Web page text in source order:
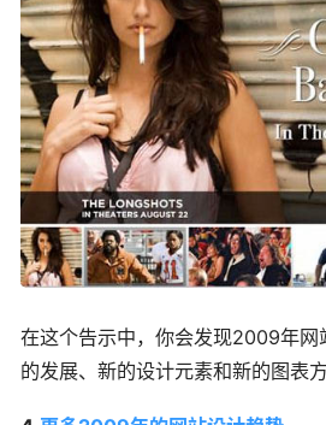
在这个告示中，你会发现2009年网
的发展、新的设计元素和新的图表方